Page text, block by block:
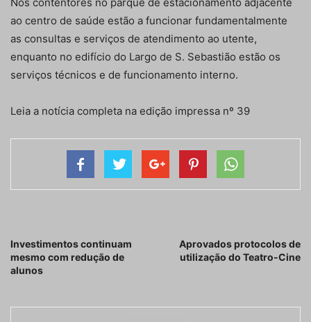
ao centro de saúde estão a funcionar fundamentalmente
as consultas e serviços de atendimento ao utente,
enquanto no edifício do Largo de S. Sebastião estão os
serviços técnicos e de funcionamento interno.
Leia a notícia completa na edição impressa nº 39
Investimentos continuam
mesmo com redução de
alunos
Aprovados protocolos de
utilização do Teatro-Cine